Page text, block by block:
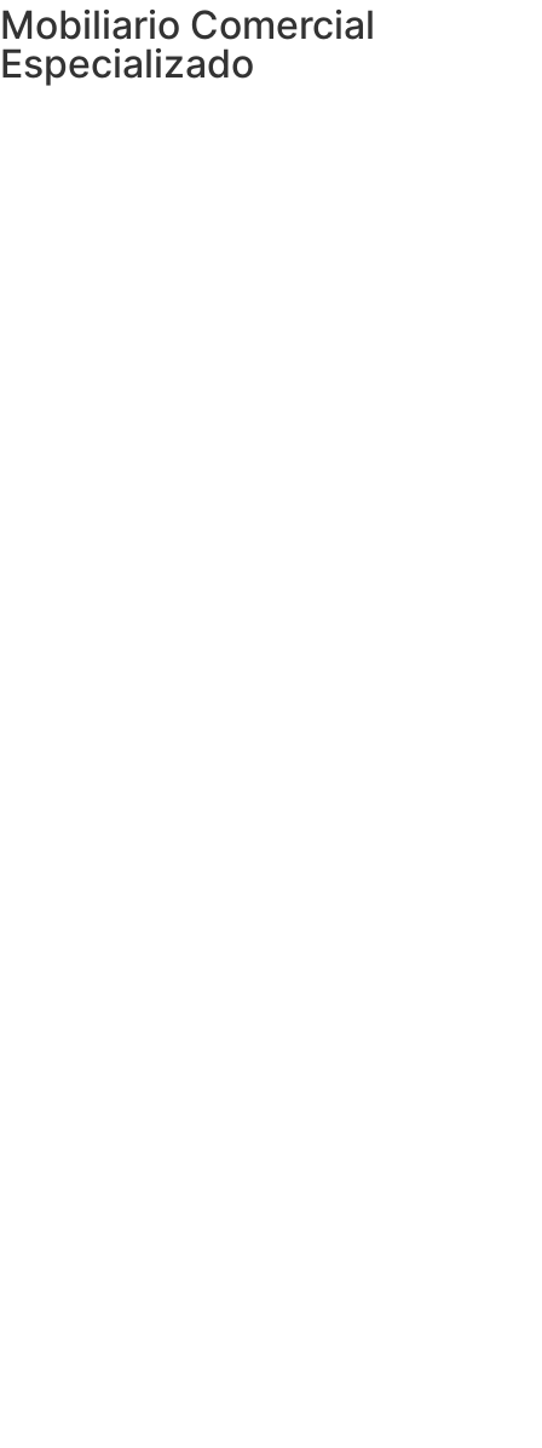
Mobiliario Comercial
Especializado